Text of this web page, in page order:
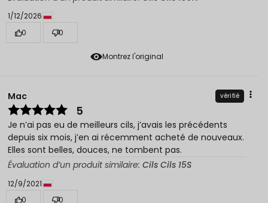
Montrez l'original
1/12/2026
0
0
Mac vérifié
5
Je n’ai pas eu de meilleurs cils, j’avais les précédents
depuis six mois, j’en ai récemment acheté de nouveaux.
Elles sont belles, douces, ne tombent pas.
Évaluation d’un produit similaire: Cils Cils 15S
12/9/2021
0
0